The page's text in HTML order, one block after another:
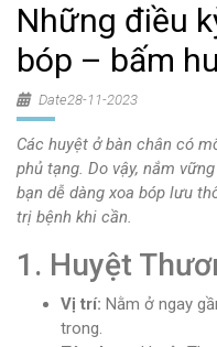
Những điều
bóp – bấm
Date28-11-2023
Các huyệt ở bàn chân có
phủ tạng. Do vậy, nắm
bạn dễ dàng xoa bóp lưu
trị bệnh khi cần.
1. Huyệt
Vị trí: Nằm ở ngay
trong.